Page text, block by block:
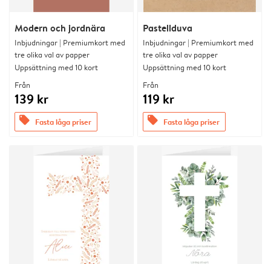
Modern och jordnära
Inbjudningar | Premiumkort med
tre olika val av papper
Uppsättning med 10 kort
Från
139 kr
offers Fasta låga priser
Pastellduva
Inbjudningar | Premiumkort med
tre olika val av papper
Uppsättning med 10 kort
Från
119 kr
offers Fasta låga priser